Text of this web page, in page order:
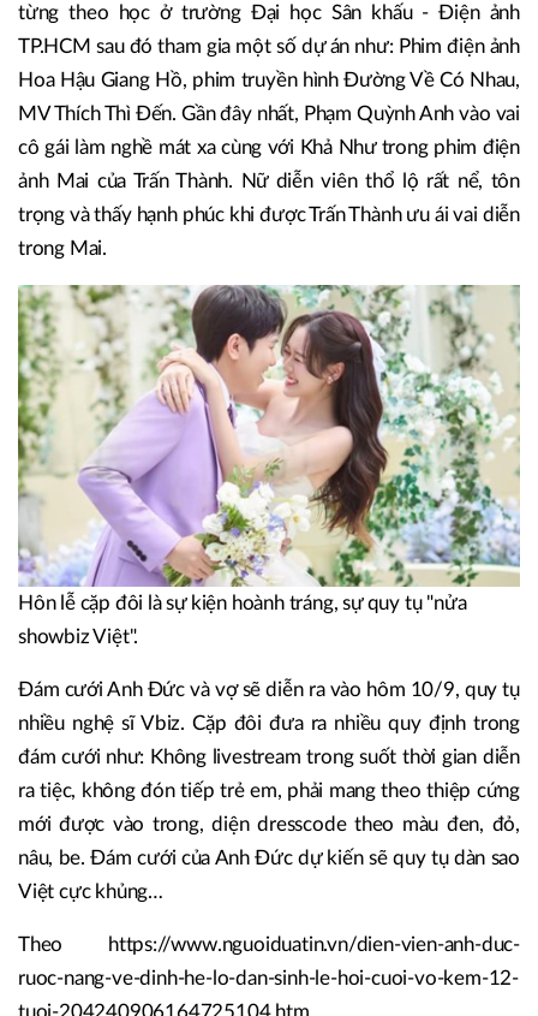
từng theo học ở trường Đại học Sân khấu - Điện ảnh
TP.HCM sau đó tham gia một số dự án như: Phim điện ảnh
Hoa Hậu Giang Hồ, phim truyền hình Đường Về Có Nhau,
MV Thích Thì Đến. Gần đây nhất, Phạm Quỳnh Anh vào vai
cô gái làm nghề mát xa cùng với Khả Như trong phim điện
ảnh Mai của Trấn Thành. Nữ diễn viên thổ lộ rất nể, tôn
trọng và thấy hạnh phúc khi được Trấn Thành ưu ái vai diễn
trong Mai.
Hôn lễ cặp đôi là sự kiện hoành tráng, sự quy tụ "nửa
showbiz Việt".
Đám cưới Anh Đức và vợ sẽ diễn ra vào hôm 10/9, quy tụ
nhiều nghệ sĩ Vbiz. Cặp đôi đưa ra nhiều quy định trong
đám cưới như: Không livestream trong suốt thời gian diễn
ra tiệc, không đón tiếp trẻ em, phải mang theo thiệp cứng
mới được vào trong, diện dresscode theo màu đen, đỏ,
nâu, be. Đám cưới của Anh Đức dự kiến sẽ quy tụ dàn sao
Việt cực khủng…
Theo https://www.nguoiduatin.vn/dien-vien-anh-duc-
ruoc-nang-ve-dinh-he-lo-dan-sinh-le-hoi-cuoi-vo-kem-12-
tuoi-204240906164725104.htm